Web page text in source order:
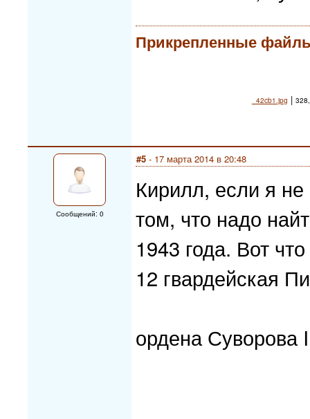
Прикрепленные
_42cb1.jpg |
Сообщений: 0
#5 - 17 марта 2014 в 20:48
Кирилл, если я
том, что надо
1943 года. Вот
12 гвардейская
ордена Суворова